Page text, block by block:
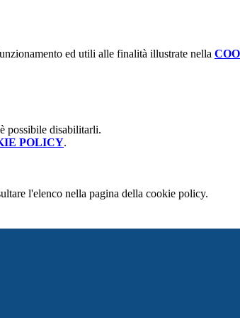
ed utili alle finalità illustrate nella
possibile disabilitarli.
POLICY.
l'elenco nella pagina della cookie policy.